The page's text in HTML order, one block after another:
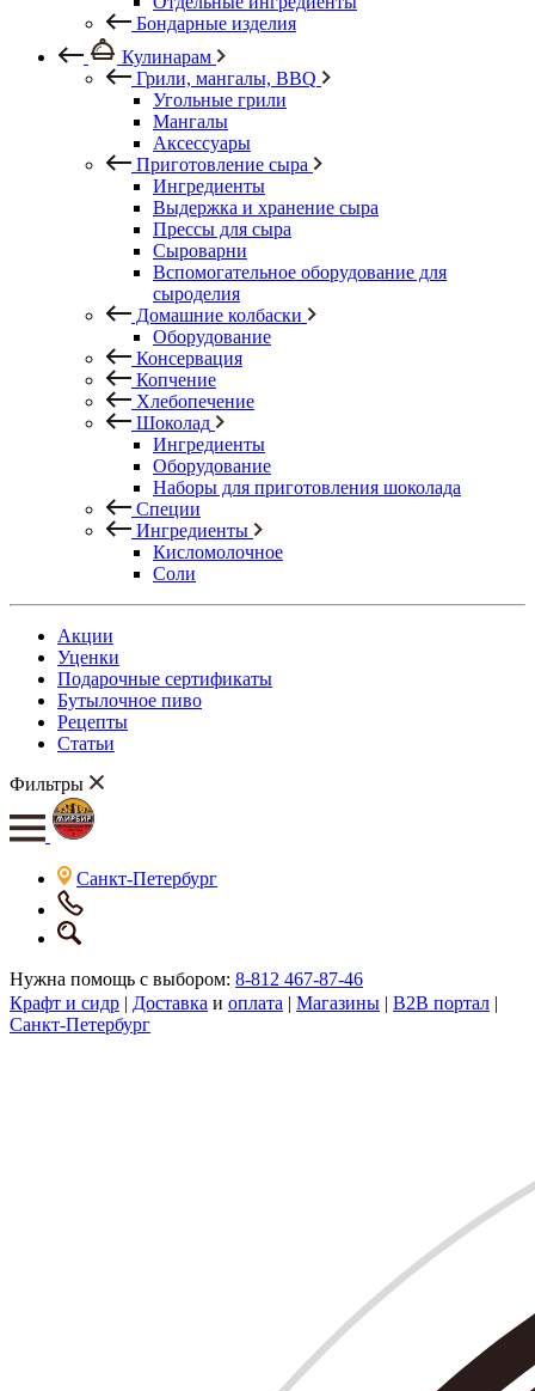
Бондарные изделия
Кулинарам
Грили, мангалы, BBQ
Угольные грили
Мангалы
Аксессуары
Приготовление сыра
Ингредиенты
Выдержка и хранение сыра
Прессы для сыра
Сыроварни
Вспомогательное оборудование для
сыроделия
Домашние колбаски
Оборудование
Консервация
Копчение
Хлебопечение
Шоколад
Ингредиенты
Оборудование
Наборы для приготовления шоколада
Специи
Ингредиенты
Кисломолочное
Соли
Акции
Уценки
Подарочные сертификаты
Бутылочное пиво
Рецепты
Статьи
Фильтры
Санкт-Петербург
Нужна помощь с выбором: 8-812 467-87-46
Крафт и сидр | Доставка и оплата | Магазины | B2B портал |
Санкт-Петербург